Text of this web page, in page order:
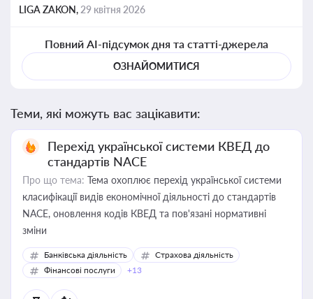
LIGA ZAKON, 29 квітня 2026
Повний AI-підсумок дня та статті-джерела
ОЗНАЙОМИТИСЯ
Теми, які можуть вас зацікавити:
Перехід української системи КВЕД до
стандартів NACE
Про що тема: Тема охоплює перехід української системи
класифікації видів економічної діяльності до стандартів
NACE, оновлення кодів КВЕД та пов'язані нормативні
зміни
Банківська діяльність
Страхова діяльність
Фінансові послуги
+13